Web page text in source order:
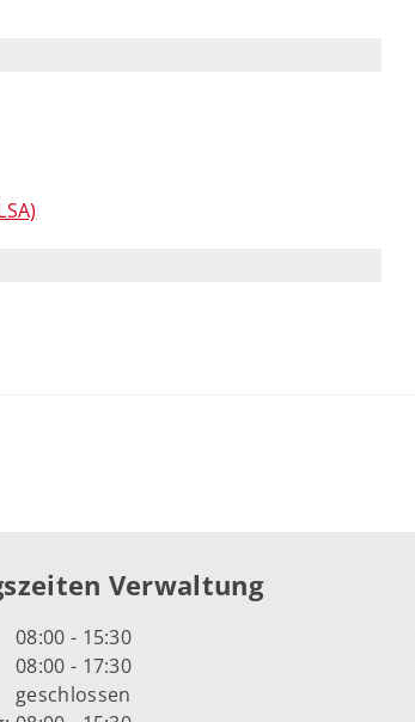
Verwaltung
08:00 - 15:30
08:00 - 17:30
geschlossen